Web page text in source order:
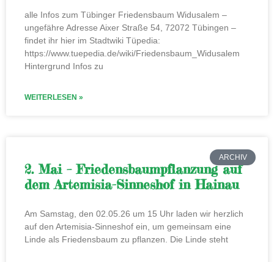
alle Infos zum Tübinger Friedensbaum Widusalem –
ungefähre Adresse Aixer Straße 54, 72072 Tübingen –
findet ihr hier im Stadtwiki Tüpedia:
https://www.tuepedia.de/wiki/Friedensbaum_Widusalem
Hintergrund Infos zu
WEITERLESEN »
ARCHIV
2. Mai – Friedensbaumpflanzung auf
dem Artemisia-Sinneshof in Hainau
Am Samstag, den 02.05.26 um 15 Uhr laden wir herzlich
auf den Artemisia-Sinneshof ein, um gemeinsam eine
Linde als Friedensbaum zu pflanzen. Die Linde steht